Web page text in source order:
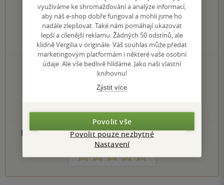
0 hodnocení čtenářů
0×
5 hvězdiček
3 hvězdičky
PŘIDEJTE SVÉ HODNOCENÍ PRODUKTU
využíváme ke shromažďování a analýze informací,
aby náš e-shop dobře fungoval a mohli jsme ho
nadále zlepšovat. Také nám pomáhají ukazovat
lepší a cílenější reklamu. Žádných 50 odstínů, ale
klidně Vergilia v originále. Váš souhlas může předat
marketingovým platformám i některé vaše osobní
údaje. Ale vše bedlivě hlídáme. Jako naši vlastní
knihovnu!
Zjistit více
Povolit vše
Povolit pouze nezbytné
Nastavení